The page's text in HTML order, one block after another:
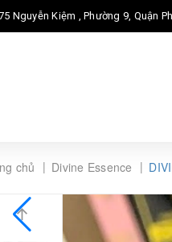
Nguyễn Kiệm , Phường 9, Quận
chủ | Divine Essence |